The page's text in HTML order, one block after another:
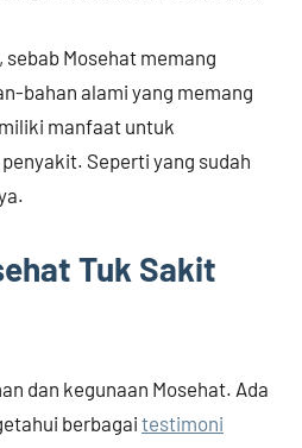
sebab Mosehat memang
bahan alami yang memang
manfaat untuk
Seperti yang sudah
Tuk Sakit
dan kegunaan Mosehat. Ada
berbagai testimoni